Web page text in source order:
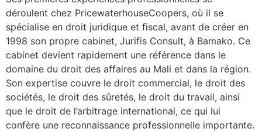
déroulent chez PricewaterhouseCoopers, où il se
spécialise en droit juridique et fiscal, avant de créer en
1998 son propre cabinet, Jurifis Consult, à Bamako. Ce
cabinet devient rapidement une référence dans le
domaine du droit des affaires au Mali et dans la région.
Son expertise couvre le droit commercial, le droit des
sociétés, le droit des sûretés, le droit du travail, ainsi
que le droit de l’arbitrage international, ce qui lui
confère une reconnaissance professionnelle importante.